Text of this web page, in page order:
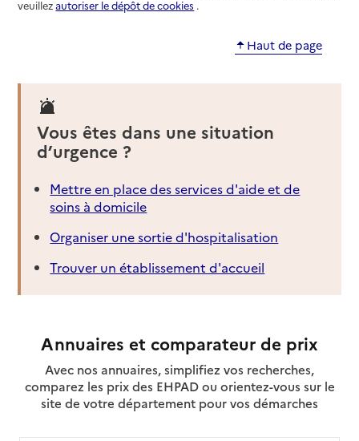
veuillezautoriser le dépôt de cookies .
Haut de page
Vous êtes dans une situation
d’urgence ?
Mettre en place des services d'aide et de
soins à domicile
Organiser une sortie d'hospitalisation
Trouver un établissement d'accueil
Annuaires et comparateur de prix
Avec nos annuaires, simplifiez vos recherches,
comparez les prix des EHPAD ou orientez-vous sur le
site de votre département pour vos démarches